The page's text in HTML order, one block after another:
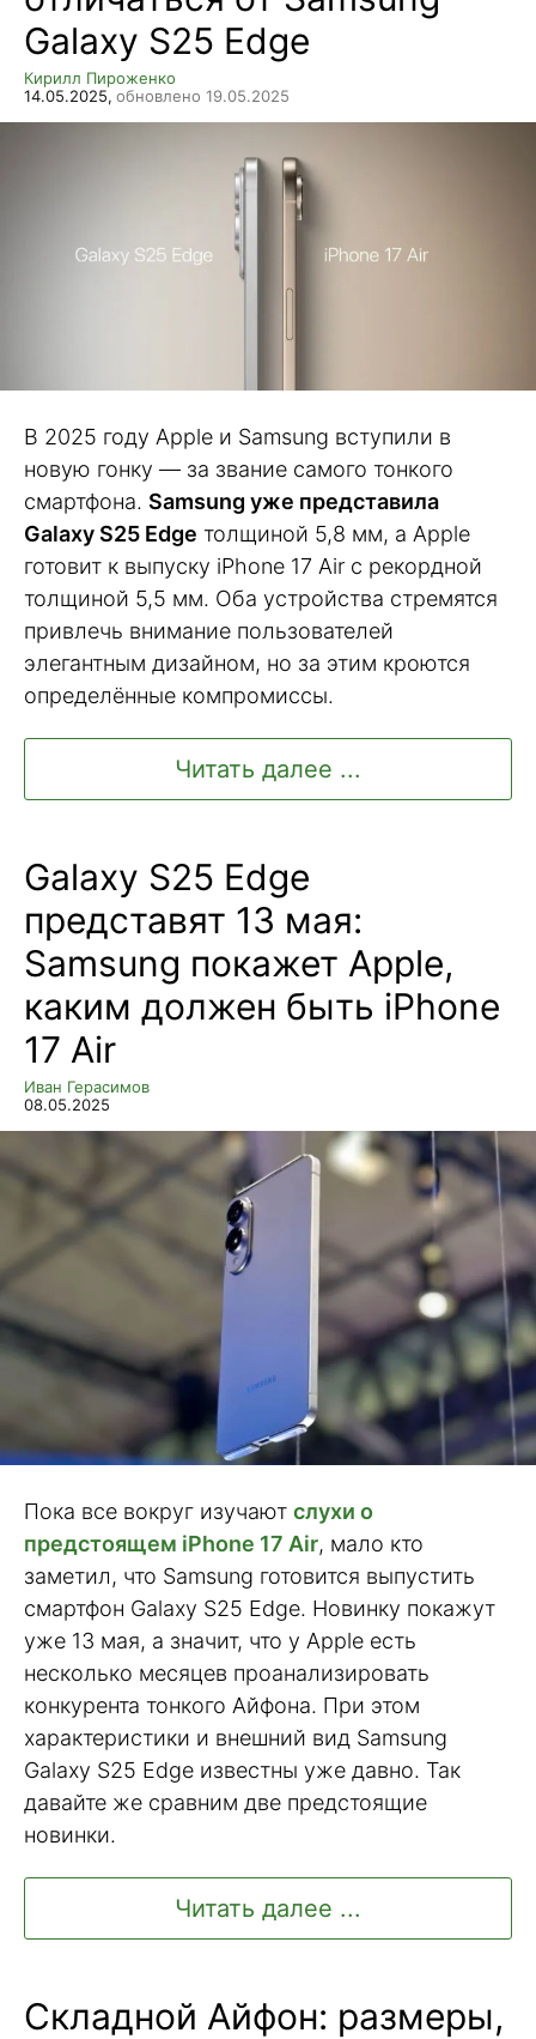
Galaxy S25 Edge
Кирилл Пироженко
14.05.2025, обновлено 19.05.2025
В 2025 году Apple и Samsung вступили в
новую гонку — за звание самого тонкого
смартфона. Samsung уже представила
Galaxy S25 Edge толщиной 5,8 мм, а Apple
готовит к выпуску iPhone 17 Air с рекордной
толщиной 5,5 мм. Оба устройства стремятся
привлечь внимание пользователей
элегантным дизайном, но за этим кроются
определённые компромиссы.
Читать далее ...
Galaxy S25 Edge
представят 13 мая:
Samsung покажет Apple,
каким должен быть iPhone
17 Air
Иван Герасимов
08.05.2025
Пока все вокруг изучают слухи о
предстоящем iPhone 17 Air, мало кто
заметил, что Samsung готовится выпустить
смартфон Galaxy S25 Edge. Новинку покажут
уже 13 мая, а значит, что у Apple есть
несколько месяцев проанализировать
конкурента тонкого Айфона. При этом
характеристики и внешний вид Samsung
Galaxy S25 Edge известны уже давно. Так
давайте же сравним две предстоящие
новинки.
Читать далее ...
Складной Айфон: размеры,